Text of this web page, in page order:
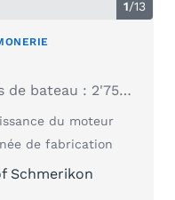
1/13
Abonnement de 5 locations de bateau : 2'750 francs (690 francs par jour)
du moteur
de fabrication
Schmerikon